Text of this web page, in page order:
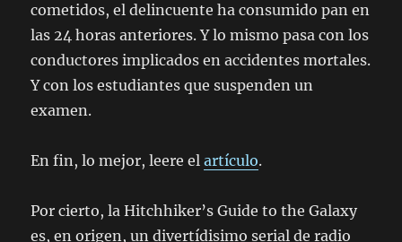
cometidos, el delincuente ha consumido pan en
las 24 horas anteriores. Y lo mismo pasa con los
conductores implicados en accidentes mortales.
Y con los estudiantes que suspenden un
examen.
En fin, lo mejor, leere elartículo.
Por cierto, la Hitchhiker’s Guide to the Galaxy
es, en origen, un divertídisimo serial de radio